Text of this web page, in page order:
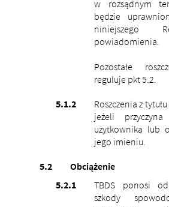
w rozsądnym
będzie
niniejszego
powiadomienia.
Pozostałe
reguluje pkt 5.2.
Roszczenia z
jeżeli
użytkownika lub
jego imieniu.
Obciążenie
TBDS ponosi
szkody